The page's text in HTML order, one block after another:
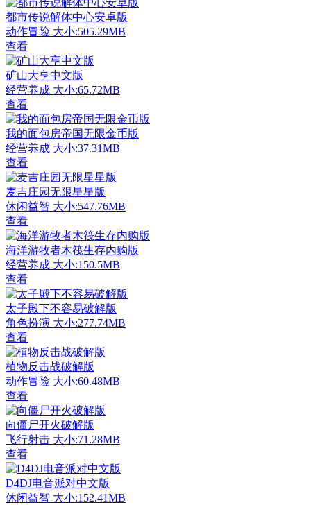
都市传说解体中心安卓版
动作冒险 大小:505.29MB
查看
矿山大亨中文版
经营养成 大小:65.72MB
查看
我的面包房帝国无限金币版
经营养成 大小:37.31MB
查看
麦吉庄园无限星星版
休闲益智 大小:547.76MB
查看
海洋游牧者木筏生存内购版
经营养成 大小:150.5MB
查看
太子殿下不容易破解版
角色扮演 大小:277.74MB
查看
植物反击战破解版
动作冒险 大小:60.48MB
查看
向僵尸开火破解版
飞行射击 大小:71.28MB
查看
D4DJ电音派对中文版
休闲益智 大小:152.41MB